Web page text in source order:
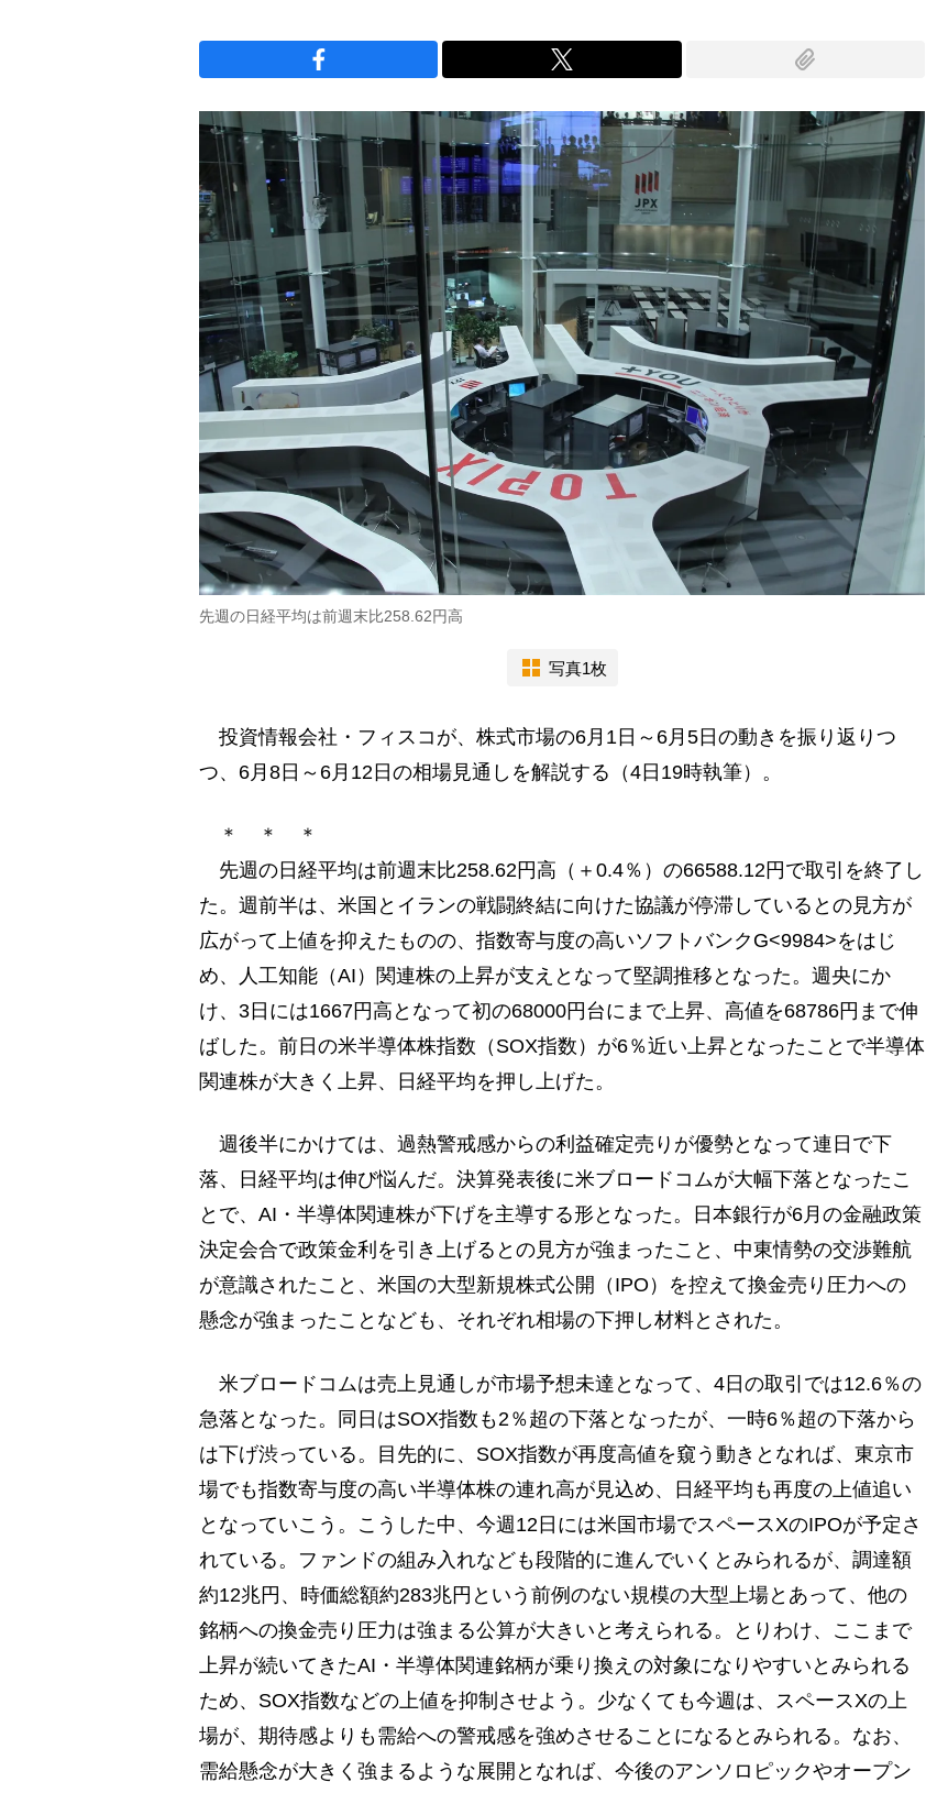
先週の日経平均は前週末比258.62円高
写真1枚
投資情報会社・フィスコが、株式市場の6月1日～6月5日の動きを振り返りつ
つ、6月8日～6月12日の相場見通しを解説する（4日19時執筆）。
＊ ＊ ＊
先週の日経平均は前週末比258.62円高（＋0.4％）の66588.12円で取引を終了し
た。週前半は、米国とイランの戦闘終結に向けた協議が停滞しているとの見方が
広がって上値を抑えたものの、指数寄与度の高いソフトバンクG<9984>をはじ
め、人工知能（AI）関連株の上昇が支えとなって堅調推移となった。週央にか
け、3日には1667円高となって初の68000円台にまで上昇、高値を68786円まで伸
ばした。前日の米半導体株指数（SOX指数）が6％近い上昇となったことで半導体
関連株が大きく上昇、日経平均を押し上げた。
週後半にかけては、過熱警戒感からの利益確定売りが優勢となって連日で下
落、日経平均は伸び悩んだ。決算発表後に米ブロードコムが大幅下落となったこ
とで、AI・半導体関連株が下げを主導する形となった。日本銀行が6月の金融政策
決定会合で政策金利を引き上げるとの見方が強まったこと、中東情勢の交渉難航
が意識されたこと、米国の大型新規株式公開（IPO）を控えて換金売り圧力への
懸念が強まったことなども、それぞれ相場の下押し材料とされた。
米ブロードコムは売上見通しが市場予想未達となって、4日の取引では12.6％の
急落となった。同日はSOX指数も2％超の下落となったが、一時6％超の下落から
は下げ渋っている。目先的に、SOX指数が再度高値を窺う動きとなれば、東京市
場でも指数寄与度の高い半導体株の連れ高が見込め、日経平均も再度の上値追い
となっていこう。こうした中、今週12日には米国市場でスペースXのIPOが予定さ
れている。ファンドの組み入れなども段階的に進んでいくとみられるが、調達額
約12兆円、時価総額約283兆円という前例のない規模の大型上場とあって、他の
銘柄への換金売り圧力は強まる公算が大きいと考えられる。とりわけ、ここまで
上昇が続いてきたAI・半導体関連銘柄が乗り換えの対象になりやすいとみられる
ため、SOX指数などの上値を抑制させよう。少なくても今週は、スペースXの上
場が、期待感よりも需給への警戒感を強めさせることになるとみられる。なお、
需給懸念が大きく強まるような展開となれば、今後のアンソロピックやオープン